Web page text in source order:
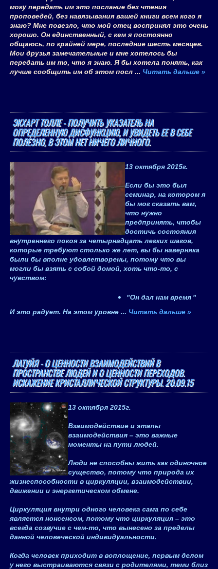
могу передать им это послание без чтения
проповедей, без навязывания вашей книги всем кого я
знаю? Мне повезло, что мой отец воспринял это очень
хорошо. Он единственный, с кем я постоянно
общаюсь, по крайней мере, последние шесть месяцев.
Мои друзья замечательные и мне хотелось бы
передать им то, что я знаю. Я бы хотела понять, как
лучше сообщить им об этом посл ... Читать дальше »
ЭКХАРТ ТОЛЛЕ - ПОЛУЧИТЬ УКАЗАТЕЛЬ НА
ОПРЕДЕЛЕННУЮ ДИСФУНКЦИЮ, И УВИДЕТЬ ЕЕ В СЕБЕ
ПОЛЕЗНО, В ЭТОМ НЕТ НИЧЕГО ЛИЧНОГО.
13 октября 2015г.
Если бы это был
семинар, на котором я
бы мог сказать вам,
что нужно
предпринять, чтобы
достичь состояния
внутреннего покоя за четырнадцать легких шагов,
которые требуют столько же лет, вы бы наверняка
были бы вполне удовлетворены, потому что вы
могли бы взять с собой домой, хоть что-то, с
чувством:
"Он дал нам время "
И это радует. На этом уровне ... Читать дальше »
ЛАТУЙЯ - О ЦЕННОСТИ ВЗАИМОДЕЙСТВИЙ В
ПРОСТРАНСТВЕ ЛЮДЕЙ И О ЦЕННОСТИ ПЕРЕХОДОВ.
ИСКАЖЕНИЕ КРИСТАЛЛИЧЕСКОЙ СТРУКТУРЫ. 20.09.15
13 октября 2015г.
Взаимодействие и этапы
взаимодействия – это важные
моменты на пути людей.
Люди не способны жить как одиночное
существо, потому что природа их
жизнеспособности в циркуляции, взаимодействии,
движении и энергетическом обмене.
Циркуляция внутри одного человека сама по себе
является нонсенсом, потому что циркуляция – это
всегда созвучие с чем-то, что вынесено за пределы
данной человеческой индивидуальности.
Когда человек приходит в воплощение, первым делом
у него выстраиваются связи с родителями, теми близ